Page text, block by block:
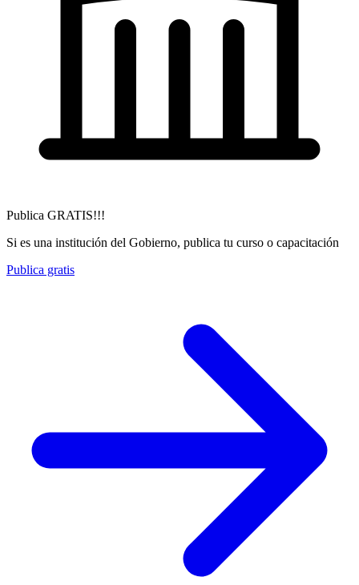
Publica GRATIS!!!
Si es una institución del Gobierno, publica tu curso o capacitación
Publica gratis